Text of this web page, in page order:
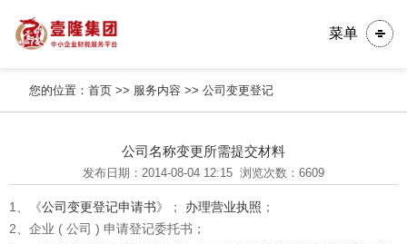
菜单
您的位置：首页 >> 服务内容 >>公司变更登记
公司名称变更所需提交材料
发布日期：2014-08-04 12:15 浏览次数：6609
1、《公司变更登记申请书》； 办理营业执照 ；
2、企业 ( 公司 ) 申请登记委托书；